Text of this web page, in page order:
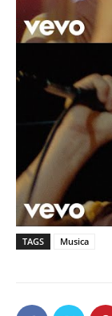
TAGS Musica